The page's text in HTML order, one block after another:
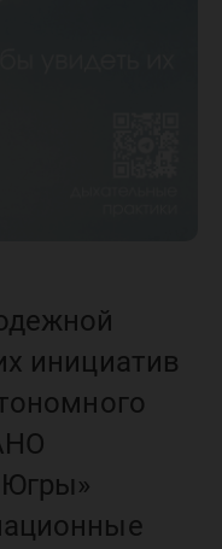
инициатив